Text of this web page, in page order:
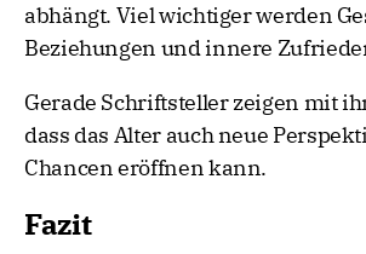
abhängt. Viel wichtiger werden
Beziehungen und innere
Gerade Schriftsteller zeigen mit
dass das Alter auch neue
Chancen eröffnen kann.
Fazit